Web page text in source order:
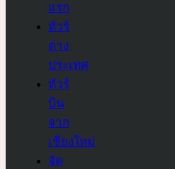
แรก
ทัวร์
ต่าง
ประเทศ
ทัวร์
บิน
จาก
เชียงใหม่
จัด